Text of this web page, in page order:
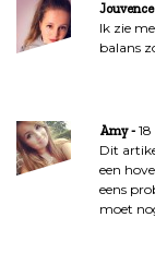
Jouvence
Ik zie
balans
Amy
Dit
een
eens
moet